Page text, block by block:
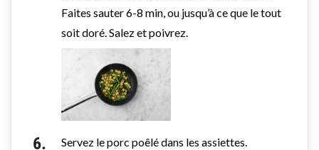
Faites sauter 6-8 min, ou jusqu’à ce que le tout
soit doré. Salez et poivrez.
Servez le porc poêlé dans les assiettes.